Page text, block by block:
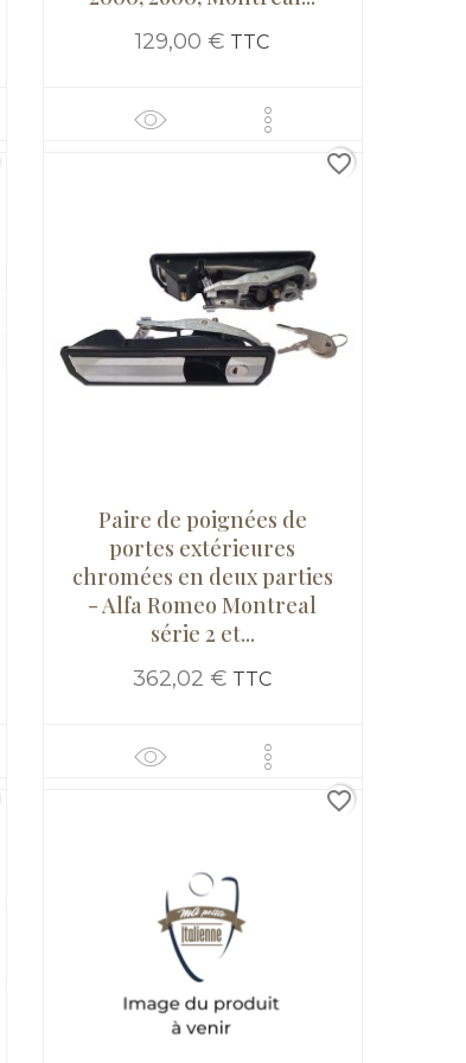
129,00 € TTC
Paire de poignées de
portes extérieures
chromées en deux parties
- Alfa Romeo Montreal
série 2 et...
362,02 € TTC
favorite_border
favorite_border